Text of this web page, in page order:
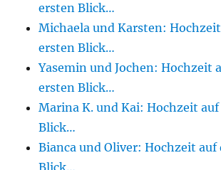
ersten Blick…
Michaela und Karsten:
ersten Blick…
Yasemin und Jochen: Hochzeit
ersten Blick…
Marina K. und Kai: Hochzeit
Blick…
Bianca und Oliver: Hochzeit auf
Blick…